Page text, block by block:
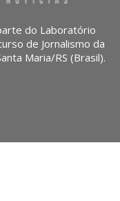
do Laboratório
de Jornalismo da
Maria/RS (Brasil).